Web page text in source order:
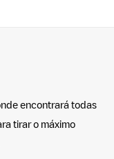
encontrará todas
tirar o máximo